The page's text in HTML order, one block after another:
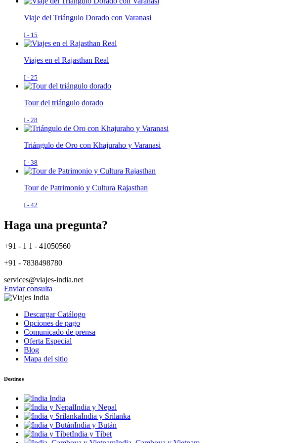
Viaje del Triángulo Dorado con Varanasi
I - 15
Viajes en el Rajasthan Real
I - 25
Tour del triángulo dorado
I - 28
Triángulo de Oro con Khajuraho y Varanasi
I - 38
Tour de Patrimonio y Cultura Rajasthan
I - 42
Haga una pregunta?
+91 - 1 1 - 41050560
+91 - 7838498780
services@viajes-india.net
Enviar consulta
Descargar Catálogo
Opciones de pago
Comunicado de prensa
Oferta Especial
Blog
Mapa del sitio
Destinos
India
India y Nepal
India y Srilanka
India y Bután
India y Tíbet